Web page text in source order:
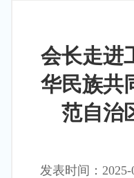
会长走进
华民族共
范自治
发表时间：2025-